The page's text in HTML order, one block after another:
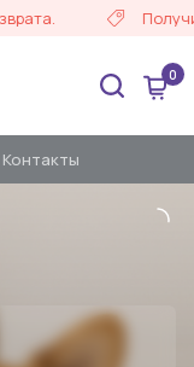
Получи 10%
0
Контакты